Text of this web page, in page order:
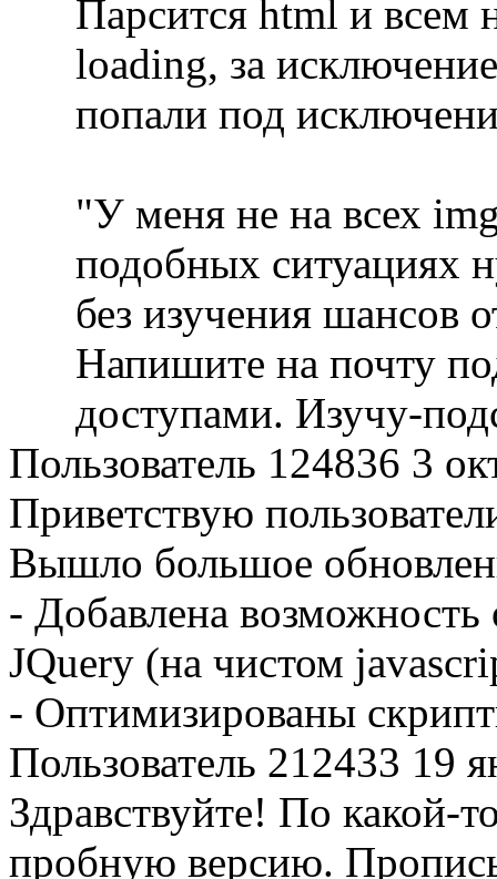
Парсится html и всем
loading, за
попали под
"У меня не на всех
подобных ситуациях
без изучения шансов
Напишите на почту
доступами. Изучу-
Пользователь 124836 3
Приветствую
Вышло большое
- Добавлена возможность
JQuery (на чистом
- Оптимизированы
Пользователь 212433 19
Здравствуйте! По какой-
пробную версию.